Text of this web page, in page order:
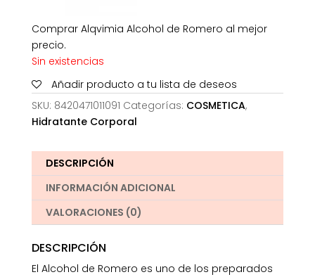
Comprar Alqvimia Alcohol de Romero al mejor
precio.
Sin existencias
Añadir producto a tu lista de deseos
SKU: 8420471011091 Categorías: COSMETICA,
Hidratante Corporal
DESCRIPCIÓN
INFORMACIÓN ADICIONAL
VALORACIONES (0)
DESCRIPCIÓN
El Alcohol de Romero es uno de los preparados